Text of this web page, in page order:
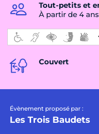
Tout-petits et
À partir de 4 ans
Couvert
Évènement proposé par :
Les Trois Baudets